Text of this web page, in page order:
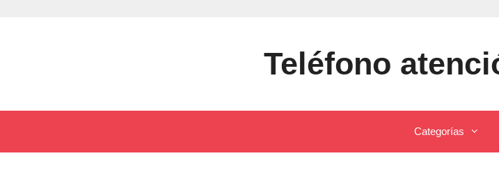
Teléfono
Categorías